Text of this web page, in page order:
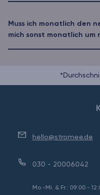
Muss ich monatlich den
mich sonst monatlich um
hello@stromee.de
030 - 20006042
Mo.-Mi. & Fr.: 09:00 -